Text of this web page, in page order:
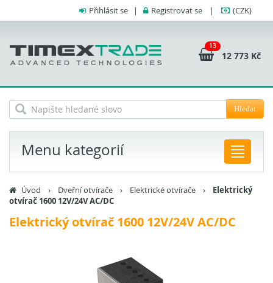
Přihlásit se | Registrovat se | (CZK)
13
12 773 Kč
Hledat
Menu kategorií
Úvod › Dveřní otvírače › Elektrické otvírače › Elektrický
otvírač 1600 12V/24V AC/DC
Elektrický otvírač 1600 12V/24V AC/DC